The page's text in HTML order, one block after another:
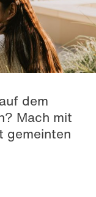
dem
Mach mit
gemeinten